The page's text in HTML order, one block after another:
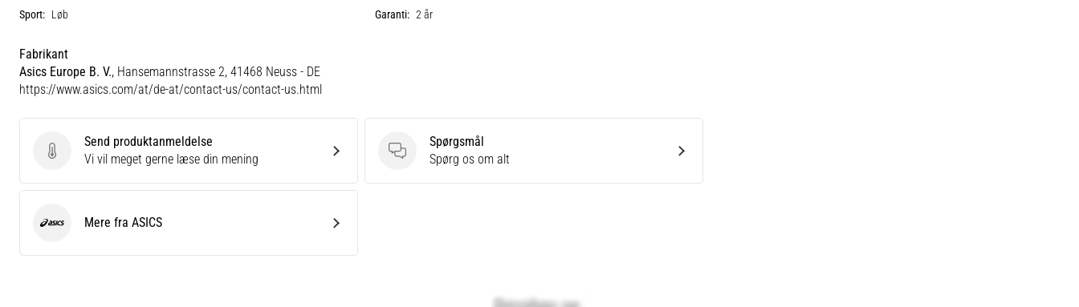
Sport: Løb Garanti: 2 år
Fabrikant
Asics Europe B. V., Hansemannstrasse 2, 41468 Neuss - DE
https://www.asics.com/at/de-at/contact-us/contact-us.html
Send produktanmeldelse
Send produktanmeldelse
Vi vil meget gerne læse din mening
Spørgsmål
Spørgsmål
Spørg os om alt
ASICS Mere fra ASICS